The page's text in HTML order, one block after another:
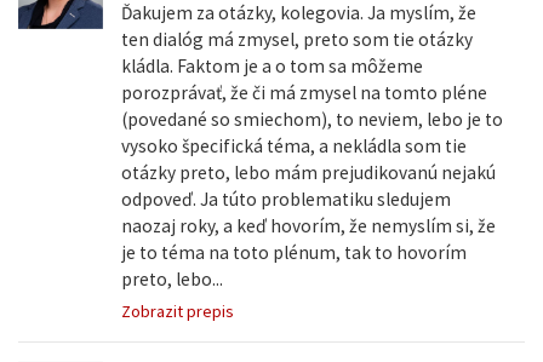
Ďakujem za otázky, kolegovia. Ja myslím, že
ten dialóg má zmysel, preto som tie otázky
kládla. Faktom je a o tom sa môžeme
porozprávať, že či má zmysel na tomto pléne
(povedané so smiechom), to neviem, lebo je to
vysoko špecifická téma, a nekládla som tie
otázky preto, lebo mám prejudikovanú nejakú
odpoveď. Ja túto problematiku sledujem
naozaj roky, a keď hovorím, že nemyslím si, že
je to téma na toto plénum, tak to hovorím
preto, lebo...
Zobrazit prepis